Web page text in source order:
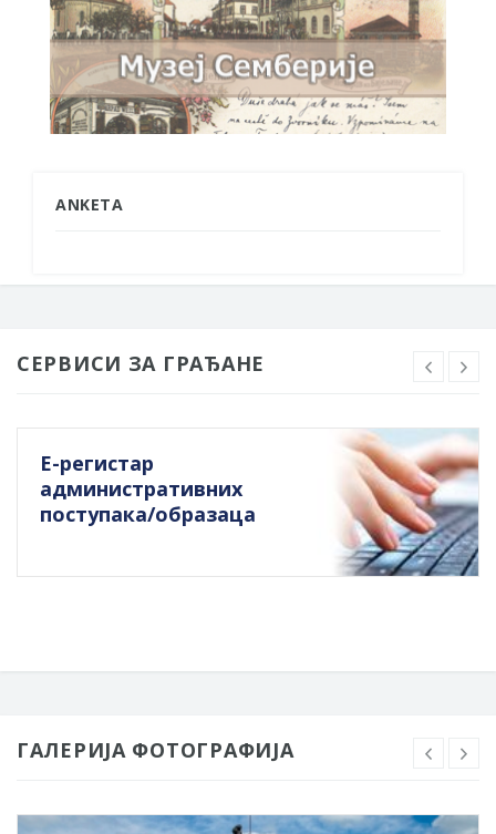
ANKETA
СЕРВИСИ ЗА ГРАЂАНЕ
Е-регистар
административних
поступака/образаца
ГАЛЕРИЈА ФОТОГРАФИЈА